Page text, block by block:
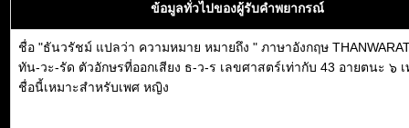
ข้อมูลทั่วไปของผู้รับคำพยากรณ์
ชื่อ "ธันวรัชม์ แปลว่า ความหมาย หมายถึง " ภาษาอังกฤษ
ทัน-วะ-รัด ตัวอักษรที่ออกเสียง ธ-ว-ร เลขศาสตร์เท่ากับ 43 อายตนะ ๖
ชื่อนี้เหมาะสำหรับเพศ หญิง